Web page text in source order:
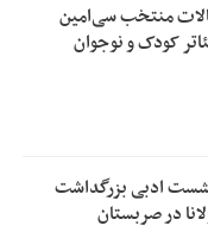
منتخب سی‌امین
کودک و نوجوان
ادبی بزرگداشت
در صربستان